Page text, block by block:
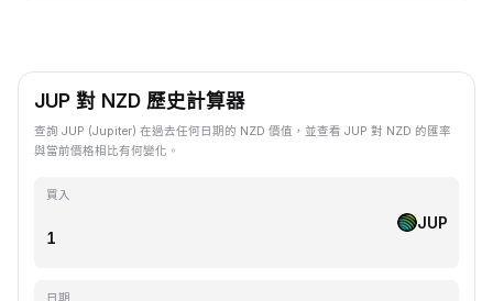
JUP 對 NZD 歷史計算器
查詢 JUP (Jupiter) 在過去任何日期的 NZD 價值，並查看 JUP 對 NZD 的匯率
與當前價格相比有何變化。
買入
JUP